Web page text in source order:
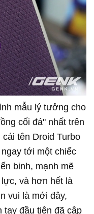
mẫu lý tưởng cho
cối đá" nhất trên
tên Droid Turbo
tới một chiếc
binh, mạnh mẽ
và hơn hết là
vui là mới đây,
tay đầu tiên đã cập